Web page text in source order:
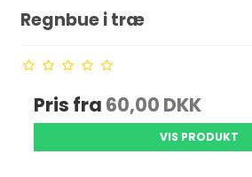
Regnbue i træ
Pris fra 60,00 DKK
VIS PRODUKT